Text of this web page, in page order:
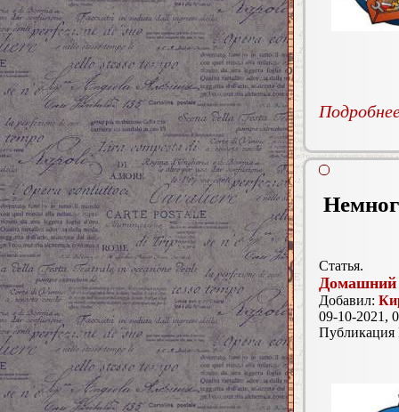
Статья.
Домашний
Добавил:
09-10-2021,